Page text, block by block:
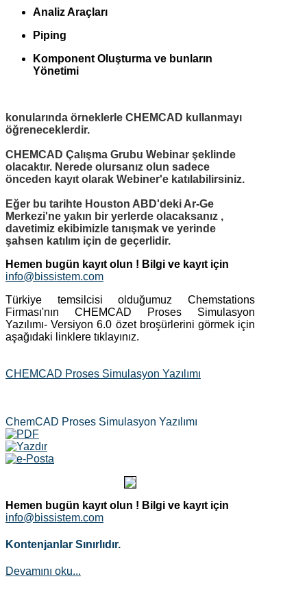
Analiz Araçları
Piping
Komponent Oluşturma ve bunların
Yönetimi
konularında örneklerle CHEMCAD kullanmayı
öğreneceklerdir.
CHEMCAD Çalışma Grubu Webinar şeklinde
olacaktır. Nerede olursanız olun sadece
önceden kayıt olarak Webiner'e katılabilirsiniz.
Eğer bu tarihte Houston ABD'deki Ar-Ge
Merkezi'ne yakın bir yerlerde olacaksanız ,
davetimiz ekibimizle tanışmak ve yerinde
şahsen katılım için de geçerlidir.
Hemen bugün kayıt olun ! Bilgi ve kayıt için
info@bissistem.com
Türkiye temsilcisi olduğumuz Chemstations
Firması'nın CHEMCAD Proses Simulasyon
Yazılımı- Versiyon 6.0 özet broşürlerini görmek için
aşağıdaki linklere tıklayınız.
CHEMCAD Proses Simulasyon Yazılımı
ChemCAD Proses Simulasyon Yazılımı
Hemen bugün kayıt olun ! Bilgi ve kayıt için
info@bissistem.com
Kontenjanlar Sınırlıdır.
Devamını oku...